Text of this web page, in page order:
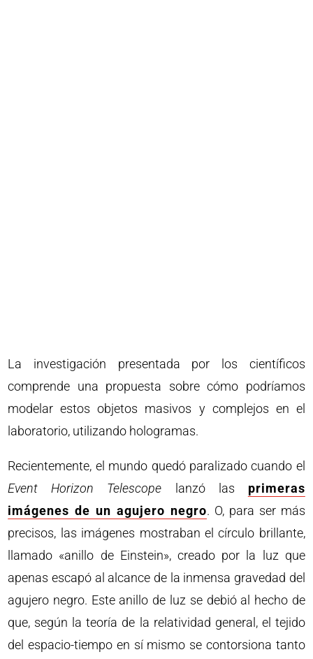
La investigación presentada por los científicos
comprende una propuesta sobre cómo podríamos
modelar estos objetos masivos y complejos en el
laboratorio, utilizando hologramas.
Recientemente, el mundo quedó paralizado cuando el
Event Horizon Telescope lanzó las primeras
imágenes de un agujero negro. O, para ser más
precisos, las imágenes mostraban el círculo brillante,
llamado «anillo de Einstein», creado por la luz que
apenas escapó al alcance de la inmensa gravedad del
agujero negro. Este anillo de luz se debió al hecho de
que, según la teoría de la relatividad general, el tejido
del espacio-tiempo en sí mismo se contorsiona tanto